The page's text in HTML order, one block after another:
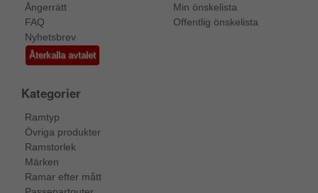
Ångerrätt
FAQ
Nyhetsbrev
Återkalla avtalet
Min önskelista
Offentlig önskelista
Kategorier
Ramtyp
Övriga produkter
Ramstorlek
Märken
Ramar efter mått